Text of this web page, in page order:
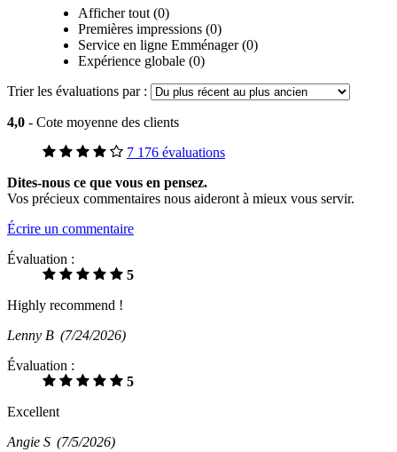
Afficher tout (0)
Premières impressions (0)
Service en ligne Emménager (0)
Expérience globale (0)
Trier les évaluations par :
4,0 - Cote moyenne des clients
7 176 évaluations
Dites-nous ce que vous en pensez.
Vos précieux commentaires nous aideront à mieux vous servir.
Écrire un commentaire
Évaluation :
5
Highly recommend !
Lenny B (7/24/2026)
Évaluation :
5
Excellent
Angie S (7/5/2026)